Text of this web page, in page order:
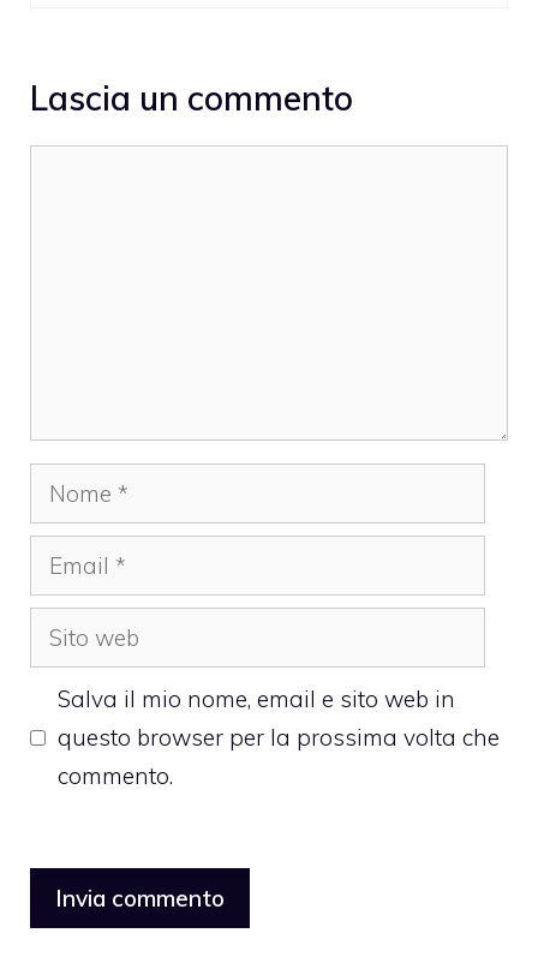
Lascia un commento
Nome
Email
Sito
web
Salva il mio nome, email e sito web in
questo browser per la prossima volta che
commento.